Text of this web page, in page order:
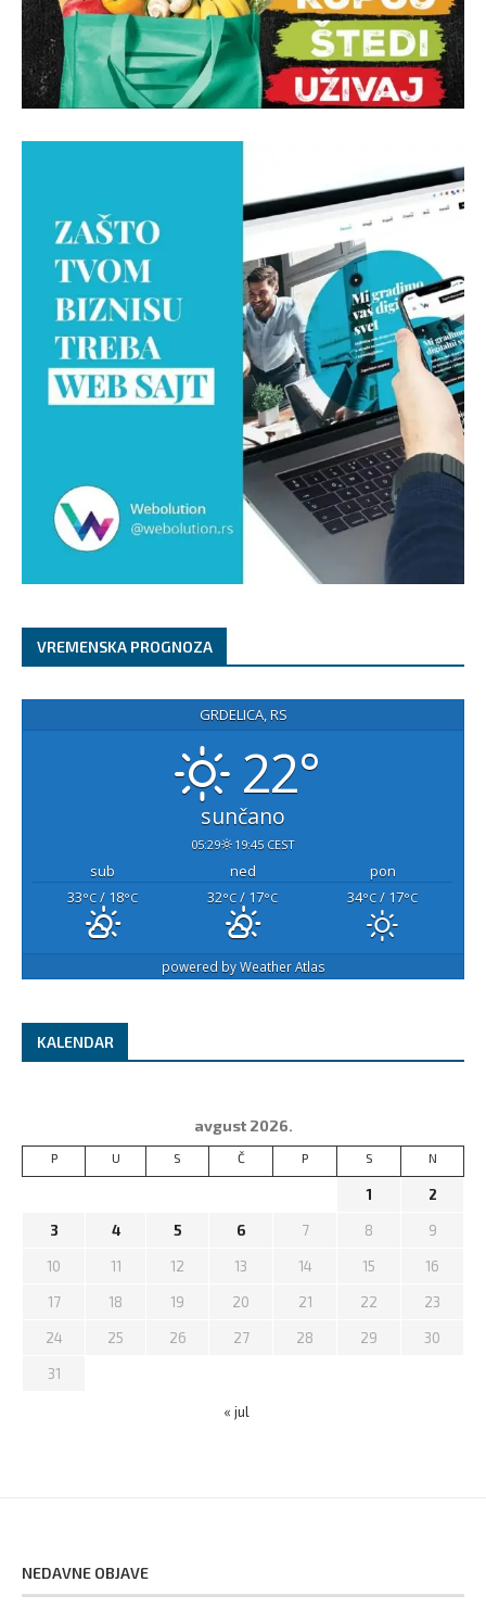
VREMENSKA PROGNOZA
GRDELICA, RS
22°
sunčano
05:29 19:45 CEST
sub ned
pon
33°C / 18°C 32°C / 17°C 34°C / 17°C
powered byWeather Atlas
KALENDAR
avgust 2026.
P U S Č P S N
1 2
3 4 5 6 7 8 9
10 11 12 13 14 15 16
17 18 19 20 21 22 23
24 25 26 27 28 29 30
31
« jul
NEDAVNE OBJAVE